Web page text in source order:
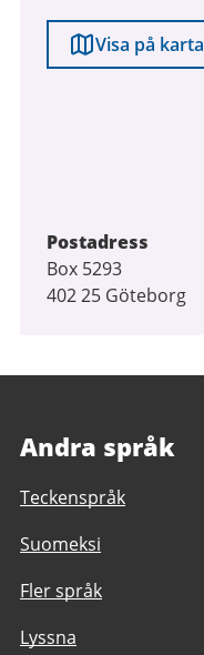
Visa på karta
Postadress
Box 5293
402 25 Göteborg
Andra språk
Teckenspråk
Suomeksi
Fler språk
Lyssna